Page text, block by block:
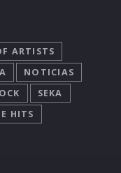
ARTISTS
NOTICIAS
SEKA
HITS